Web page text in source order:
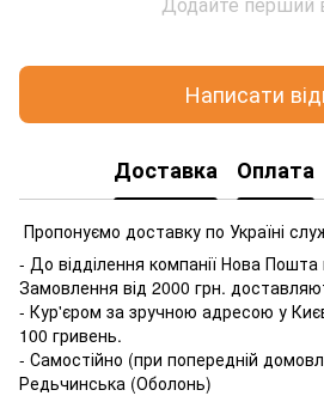
Написати
Доставка Оплата
Пропонуємо доставку по Україні
- До відділення компанії Нова Пошта
Замовлення від 2000 грн.
- Кур'єром за зручною адресою у
100 гривень.
- Самостійно (при попередній
Редьчинська (Оболонь)